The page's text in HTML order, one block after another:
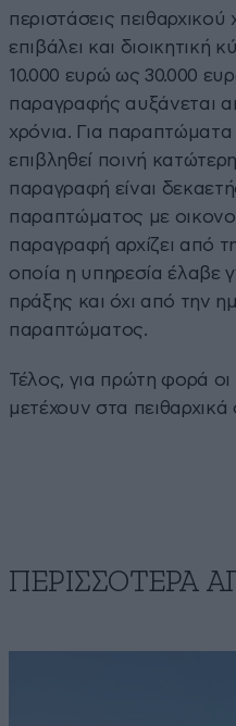
περιστάσεις
επιβάλει και διοικητική
10.000 ευρώ ως 30.000
παραγραφής αυξάνεται
χρόνια. Για
επιβληθεί ποινή
παραγραφή είναι
παραπτώματος με
παραγραφή αρχίζει από
οποία η υπηρεσία έλαβε
πράξης και όχι από την
παραπτώματος.
Τέλος, για πρώτη φορά οι
μετέχουν στα πειθαρχικά
ΠΕΡΙΣΣΟΤΕΡΑ